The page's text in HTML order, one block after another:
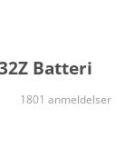
Batteri
1801 anmeldelser